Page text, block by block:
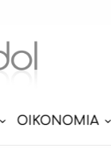
ΟΙΚΟΝΟΜΙΑ